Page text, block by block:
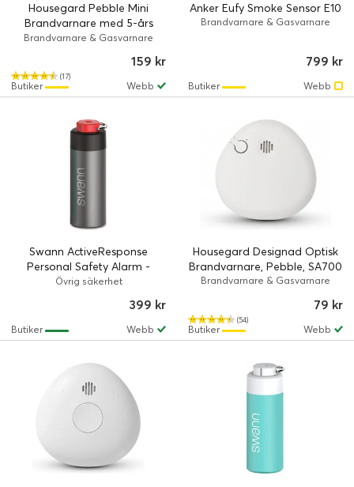
Housegard Pebble Mini
Brandvarnare med 5-års
batteri
Brandvarnare & Gasvarnare
(17)
159 kr
Webb
Butiker
Anker Eufy Smoke Sensor E10
Brandvarnare & Gasvarnare
799 kr
Webb
Butiker
Swann ActiveResponse
Personal Safety Alarm -
Graphite
Övrig säkerhet
399 kr
Webb
Butiker
Housegard Designad Optisk
Brandvarnare, Pebble, SA700
Brandvarnare & Gasvarnare
(54)
79 kr
Webb
Butiker